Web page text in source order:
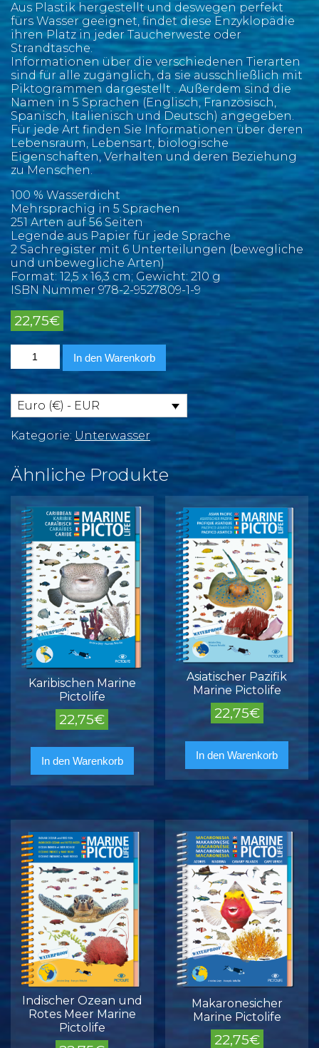
Aus Plastik hergestellt und deswegen perfekt
fürs Wasser geeignet, findet diese Enzyklopädie
ihren Platz in jeder Taucherweste oder
Strandtasche.
Informationen über die verschiedenen Tierarten
sind für alle zugänglich, da sie ausschließlich mit
Piktogrammen dargestellt . Außerdem sind die
Namen in 5 Sprachen (Englisch, Französisch,
Spanisch, Italienisch und Deutsch) angegeben.
Für jede Art finden Sie Informationen über deren
Lebensraum, Lebensart, biologische
Eigenschaften, Verhalten und deren Beziehung
zu Menschen.
100 % Wasserdicht
Mehrsprachig in 5 Sprachen
251 Arten auf 56 Seiten
Legende aus Papier für jede Sprache
2 Sachregister mit 6 Unterteilungen (bewegliche
und unbewegliche Arten)
Format: 12,5 x 16,3 cm; Gewicht: 210 g
ISBN Nummer 978-2-9527809-1-9
22,75€
Mittelmeer
Marine
Pictolife
Menge
In den Warenkorb
Euro (€) - EUR
Kategorie: Unterwasser
Ähnliche Produkte
Karibischen Marine
Pictolife
22,75€
In den Warenkorb
Asiatischer Pazifik
Marine Pictolife
22,75€
In den Warenkorb
Indischer Ozean und
Rotes Meer Marine
Pictolife
Makaronesicher
Marine Pictolife
22,75€